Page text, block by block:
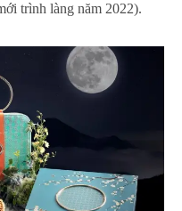
trình làng năm 2022).